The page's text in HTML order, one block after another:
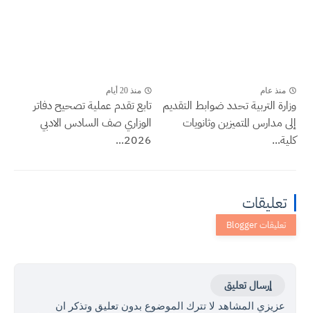
منذ عام
وزارة التربية تحدد ضوابط التقديم
إلى مدارس المتميزين وثانويات
كلية...
منذ 20 أيام
تابع تقدم عملية تصحيح دفاتر
الوزاري صف السادس الادبي
2026...
تعليقات
إرسال تعليق
عزيزي المشاهد لا تترك الموضوع بدون تعليق وتذكر ان